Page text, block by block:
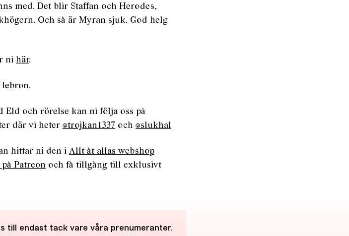
med. Det blir Staffan och Herodes,
Och så är Myran sjuk. God helg
ni här.
Eld och rörelse kan ni följa oss på
där vi heter @trojkan1337 och @slukhal
hittar ni den i Allt åt allas webshop
Patreon och få tillgång till exklusivt
till endast tack vare våra prenumeranter.